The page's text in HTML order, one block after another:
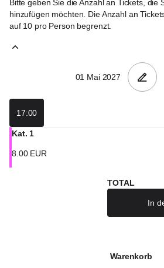
GmbH
Bitte geben Sie die Anzahl an Tickets, die
hinzufügen möchten. Die Anzahl an
auf 10 pro Person begrenzt.
17:00
Kat. 1
8 00 EUR
TOTAL
In
Warenkorb